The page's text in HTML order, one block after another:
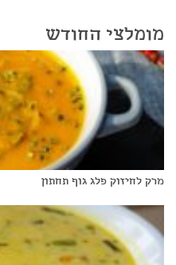
מומלצי החודש
מרק לחיזוק פלג גוף תחתון